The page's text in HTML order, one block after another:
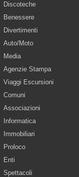
Discoteche
Benessere
Divertimenti
Auto/Moto
Media
Agenzie Stampa
Viaggi Escursioni
Comuni
Associazioni
Informatica
Immobiliari
Proloco
Enti
Spettacoli